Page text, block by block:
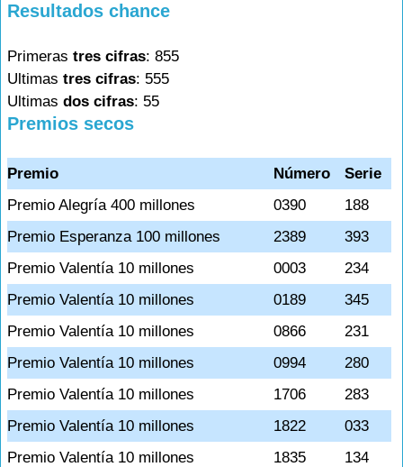
Resultados chance
Primeras tres cifras: 855
Ultimas tres cifras: 555
Ultimas dos cifras: 55
Premios secos
Premio Número
Serie
Premio Alegría 400 millones
0390
188
Premio Esperanza 100 millones
2389
393
Premio Valentía 10 millones
0003
234
Premio Valentía 10 millones
0189
345
Premio Valentía 10 millones
0866
231
Premio Valentía 10 millones
0994
280
Premio Valentía 10 millones
1706
283
Premio Valentía 10 millones
1822
033
Premio Valentía 10 millones
1835
134